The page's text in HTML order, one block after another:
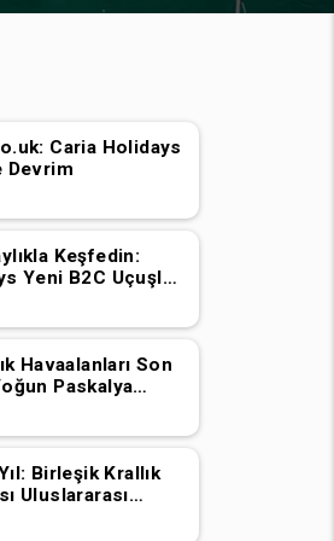
Caria Holidays
Devrim
Keşfedin:
Yeni B2C Uçuşlar,
Paketleri
Havaalanları Son
Paskalya
Hazırlanıyor
Birleşik Krallık
Uluslararası
Artış Yaşadı